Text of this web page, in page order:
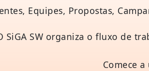
SW (Antigo SiGA):
Equipes, Propostas,
SiGA SW organiza o fluxo de
Comece